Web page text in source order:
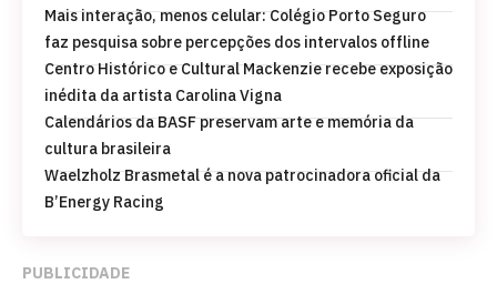
Mais interação, menos celular: Colégio Porto Seguro
faz pesquisa sobre percepções dos intervalos offline
Centro Histórico e Cultural Mackenzie recebe exposição
inédita da artista Carolina Vigna
Calendários da BASF preservam arte e memória da
cultura brasileira
Waelzholz Brasmetal é a nova patrocinadora oficial da
B’Energy Racing
PUBLICIDADE